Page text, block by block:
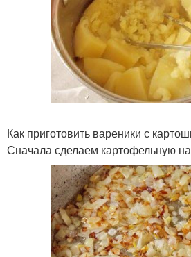
Как приготовить вареники с
Сначала сделаем картофельную